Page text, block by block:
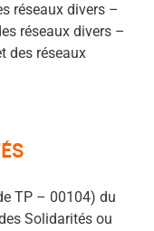
réseaux divers –
réseaux divers –
des réseaux
TP – 00104) du
Solidarités ou